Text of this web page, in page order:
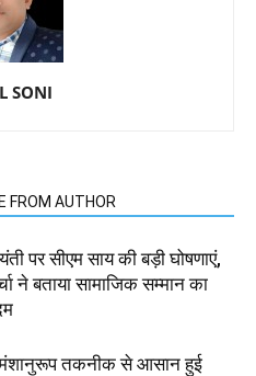
SONI
FROM AUTHOR
पर सीएम साय की बड़ी घोषणाएं,
ने बताया सामाजिक सम्मान का
मंशानुरूप तकनीक से आसान हुई